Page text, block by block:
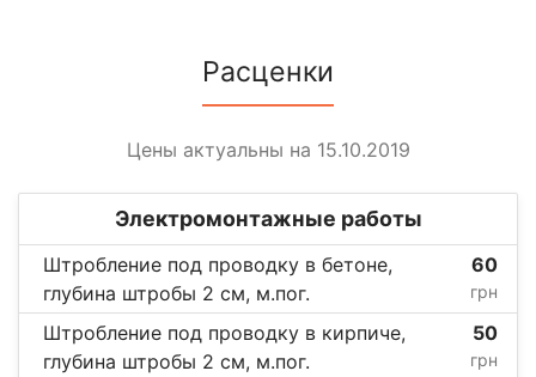
Расценки
Цены актуальны на 15.10.2019
Электромонтажные работы
Штробление под проводку в бетоне,
глубина штробы 2 см, м.пог.
60
грн
Штробление под проводку в кирпиче,
глубина штробы 2 см, м.пог.
50
грн